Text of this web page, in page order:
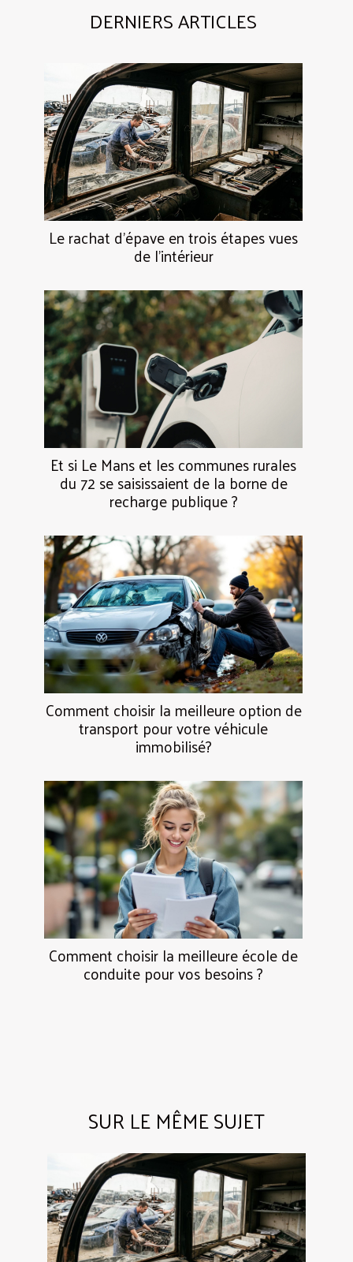
DERNIERS ARTICLES
Le rachat d’épave en trois étapes vues
de l’intérieur
Et si Le Mans et les communes rurales
du 72 se saisissaient de la borne de
recharge publique ?
Comment choisir la meilleure option de
transport pour votre véhicule
immobilisé?
Comment choisir la meilleure école de
conduite pour vos besoins ?
SUR LE MÊME SUJET